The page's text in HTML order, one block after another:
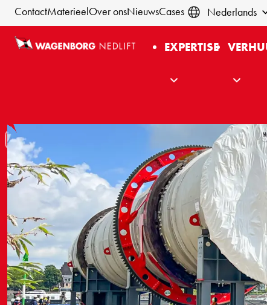
ContactMaterieelOver onsNieuwsCases Nederlands
EXPERTISE
Zware lading
vakkundig
naar B